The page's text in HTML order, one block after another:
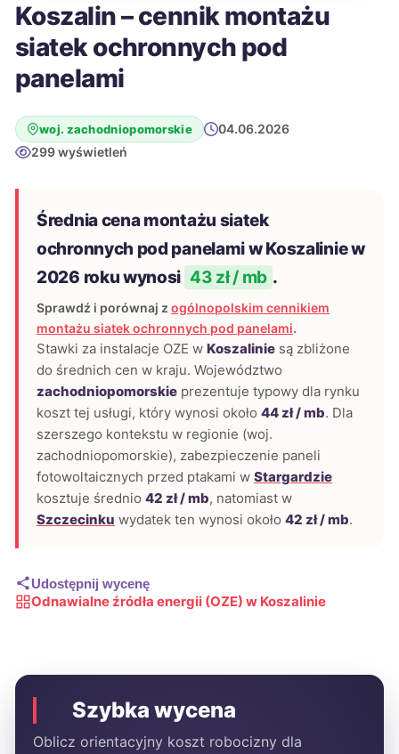
Koszalin – cennik montażu
siatek ochronnych pod
panelami
woj. zachodniopomorskie
04.06.2026
299 wyświetleń
Średnia cena montażu siatek
ochronnych pod panelami w Koszalinie w
2026 roku wynosi 43 zł / mb .
Sprawdź i porównaj z ogólnopolskim cennikiem
montażu siatek ochronnych pod panelami.
Stawki za instalacje OZE w Koszalinie są zbliżone
do średnich cen w kraju. Województwo
zachodniopomorskie prezentuje typowy dla rynku
koszt tej usługi, który wynosi około 44 zł / mb. Dla
szerszego kontekstu w regionie (woj.
zachodniopomorskie), zabezpieczenie paneli
fotowoltaicznych przed ptakami w Stargardzie
kosztuje średnio 42 zł / mb, natomiast w
Szczecinku wydatek ten wynosi około 42 zł / mb.
Udostępnij wycenę
Odnawialne źródła energii (OZE) w Koszalinie
Szybka wycena
Oblicz orientacyjny koszt robocizny dla